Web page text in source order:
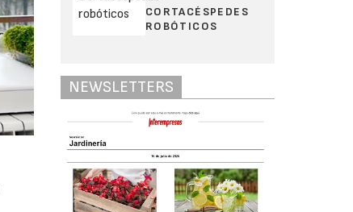
CORTACÉSPEDES
ROBÓTICOS
NEWSLETTERS